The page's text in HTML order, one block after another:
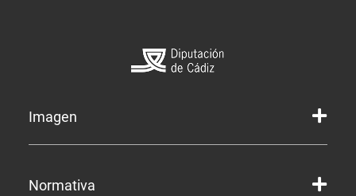
Imagen
Normativa